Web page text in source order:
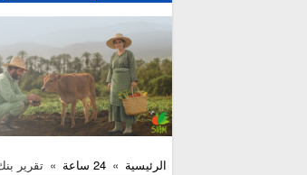
الرئيسية » 24 ساعة » تقرير